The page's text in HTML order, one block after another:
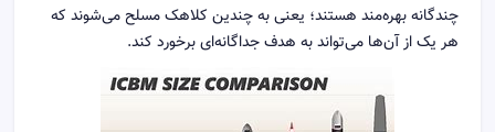
چندگانه بهره‌مند هستند؛ یعنی به چندین کلاهک مسلح می‌شوند که
هر یک از آن‌ها می‌تواند به هدف جداگانه‌ای برخورد کند.